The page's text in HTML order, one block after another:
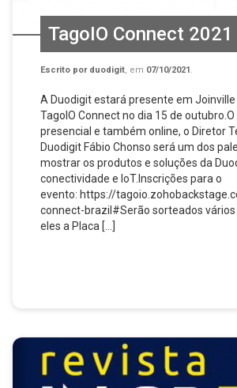
TagoIO Connect 2021
Escrito por duodigit, em 07/10/2021 .
A Duodigit estará presente em
TagoIO Connect no dia 15 de
presencial e também online, o Diretor
Duodigit Fábio Chonso será um dos
mostrar os produtos e soluções da
conectividade e IoT.Inscrições para o
evento: https://
connect-brazil#Serão sorteados vários
eles a Placa […]